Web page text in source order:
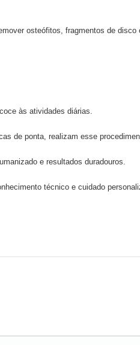
osteófitos, fragmentos de
às atividades diárias.
de ponta, realizam esse
e resultados duradouros.
técnico e cuidado